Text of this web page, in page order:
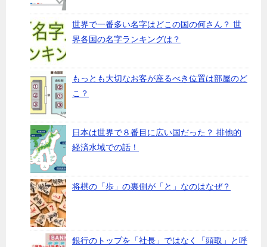
世界で一番多い名字はどこの国の何さん？ 世
界各国の名字ランキングは？
もっとも大切なお客が座るべき位置は部屋のど
こ？
日本は世界で８番目に広い国だった？ 排他的
経済水域での話！
将棋の「歩」の裏側が「と」なのはなぜ？
銀行のトップを「社長」ではなく「頭取」と呼